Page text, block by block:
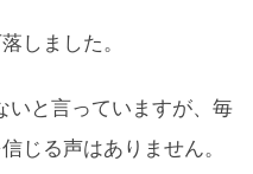
しました。
いと言っていますが、毎
じる声はありません。